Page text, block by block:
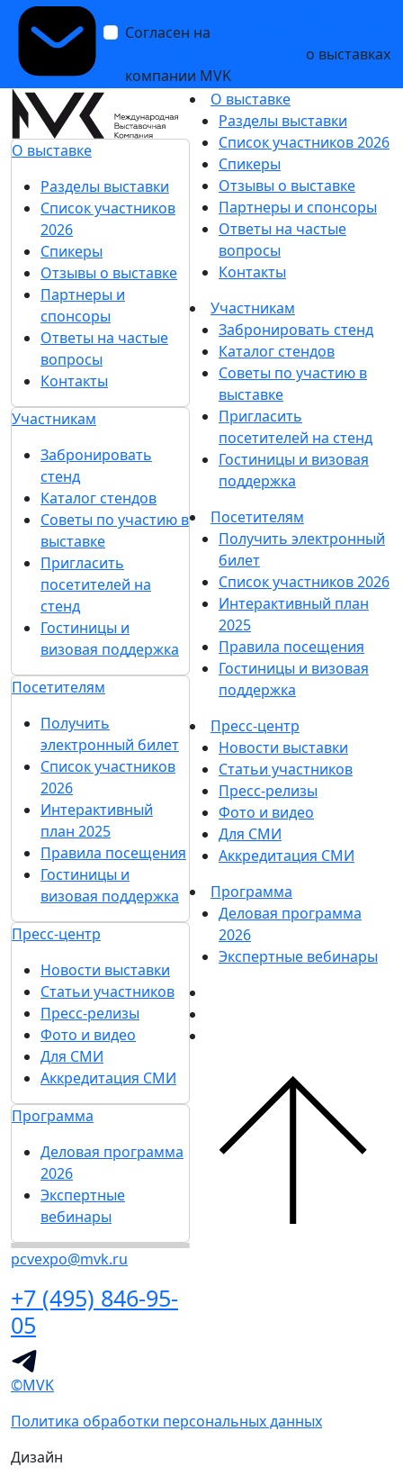
Согласен на
о выставках
компании MVK
О выставке
Разделы выставки
Список участников
2026
Спикеры
Отзывы о выставке
Партнеры и
спонсоры
Ответы на частые
вопросы
Контакты
Участникам
Забронировать
стенд
Каталог стендов
Советы по участию в
выставке
Пригласить
посетителей на
стенд
Гостиницы и
визовая поддержка
Посетителям
Получить
электронный билет
Список участников
2026
Интерактивный
план 2025
Правила посещения
Гостиницы и
визовая поддержка
Пресс-центр
Новости выставки
Статьи участников
Пресс-релизы
Фото и видео
Для СМИ
Аккредитация СМИ
Программа
Деловая программа
2026
Экспертные
вебинары
pcvexpo@mvk.ru
+7 (495) 846-95-
05
О выставке
Разделы выставки
Список участников 2026
Спикеры
Отзывы о выставке
Партнеры и спонсоры
Ответы на частые
вопросы
Контакты
Участникам
Забронировать стенд
Каталог стендов
Советы по участию в
выставке
Пригласить
посетителей на стенд
Гостиницы и визовая
поддержка
Посетителям
Получить электронный
билет
Список участников 2026
Интерактивный план
2025
Правила посещения
Гостиницы и визовая
поддержка
Пресс-центр
Новости выставки
Статьи участников
Пресс-релизы
Фото и видео
Для СМИ
Аккредитация СМИ
Программа
Деловая программа
2026
Экспертные вебинары
©MVK
Политика обработки персональных данных
Дизайн